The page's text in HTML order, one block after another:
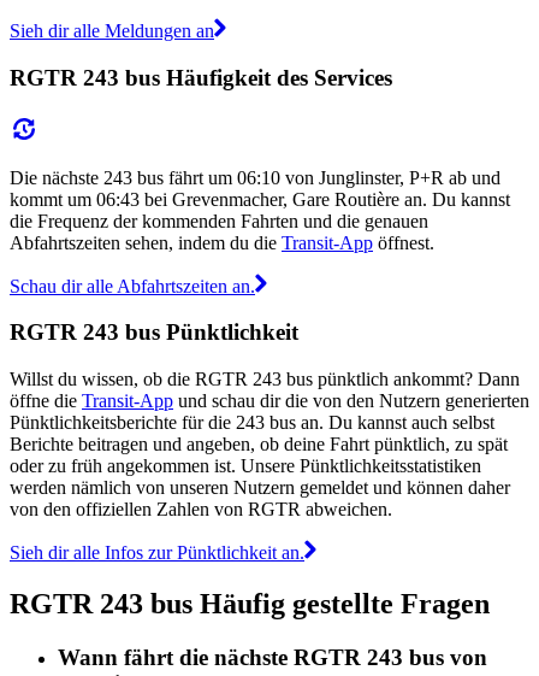
Sieh dir alle Meldungen an
RGTR 243 bus Häufigkeit des Services
Die nächste 243 bus fährt um 06:10 von Junglinster, P+R ab und
kommt um 06:43 bei Grevenmacher, Gare Routière an. Du kannst
die Frequenz der kommenden Fahrten und die genauen
Abfahrtszeiten sehen, indem du die Transit-App öffnest.
Schau dir alle Abfahrtszeiten an.
RGTR 243 bus Pünktlichkeit
Willst du wissen, ob die RGTR 243 bus pünktlich ankommt? Dann
öffne die Transit-App und schau dir die von den Nutzern generierten
Pünktlichkeitsberichte für die 243 bus an. Du kannst auch selbst
Berichte beitragen und angeben, ob deine Fahrt pünktlich, zu spät
oder zu früh angekommen ist. Unsere Pünktlichkeitsstatistiken
werden nämlich von unseren Nutzern gemeldet und können daher
von den offiziellen Zahlen von RGTR abweichen.
Sieh dir alle Infos zur Pünktlichkeit an.
RGTR 243 bus Häufig gestellte Fragen
Wann fährt die nächste RGTR 243 bus von